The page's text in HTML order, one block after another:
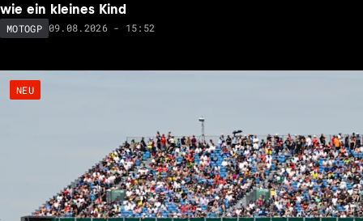
wie ein kleines Kind
MOTOGP 09.08.2026 - 15:52
NEU